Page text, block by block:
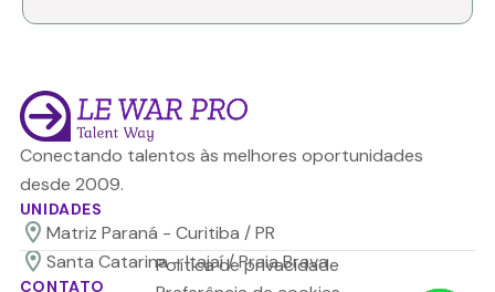
Conectando talentos às melhores oportunidades
desde 2009.
UNIDADES
Matriz Paraná - Curitiba / PR
Santa Catarina - Itajaí / Praia Brava
CONTATO
Política de privacidade